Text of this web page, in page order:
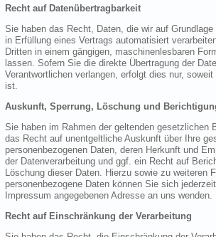
Recht auf Datenübertragbarkeit
Sie haben das Recht, Daten, die wir auf
in Erfüllung eines Vertrags automatisiert
Dritten in einem gängigen, maschinenlesbaren
lassen. Sofern Sie die direkte Übertragung der
Verantwortlichen verlangen, erfolgt dies nur,
ist.
Auskunft, Sperrung, Löschung und
Sie haben im Rahmen der geltenden gesetzlichen
das Recht auf unentgeltliche Auskunft über Ihre
personenbezogenen Daten, deren Herkunft und
der Datenverarbeitung und ggf. ein Recht auf
Löschung dieser Daten. Hierzu sowie zu weiteren
personenbezogene Daten können Sie sich
Impressum angegebenen Adresse an uns wenden.
Recht auf Einschränkung der Verarbeitung